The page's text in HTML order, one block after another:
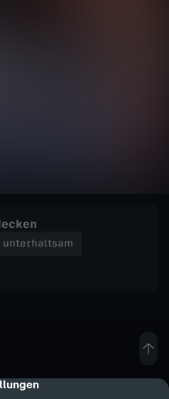
unterhaltsam